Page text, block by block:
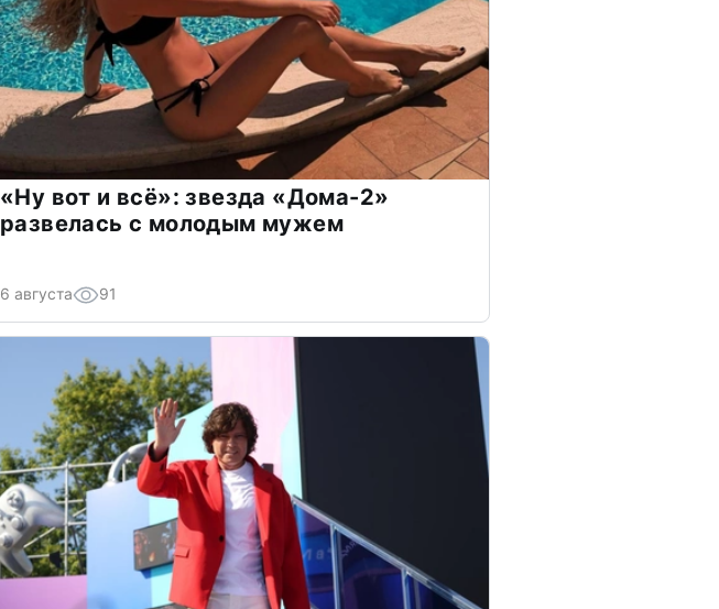
«Ну вот и всё»: звезда «Дома-2»
развелась с молодым мужем
6 августа 91